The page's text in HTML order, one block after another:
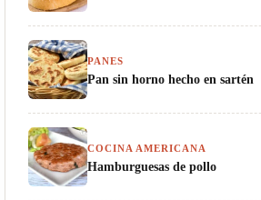
PANES
Pan sin horno hecho en sartén
COCINA AMERICANA
Hamburguesas de pollo